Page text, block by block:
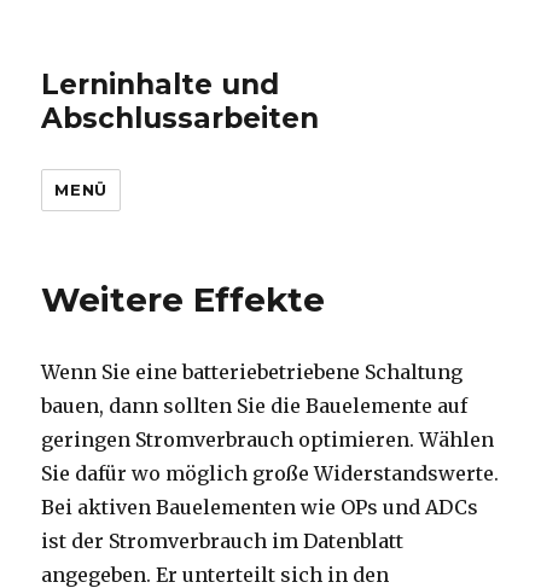
Lerninhalte und
Abschlussarbeiten
MENÜ
Weitere Effekte
Wenn Sie eine batteriebetriebene Schaltung
bauen, dann sollten Sie die Bauelemente auf
geringen Stromverbrauch optimieren. Wählen
Sie dafür wo möglich große Widerstandswerte.
Bei aktiven Bauelementen wie OPs und ADCs
ist der Stromverbrauch im Datenblatt
angegeben. Er unterteilt sich in den